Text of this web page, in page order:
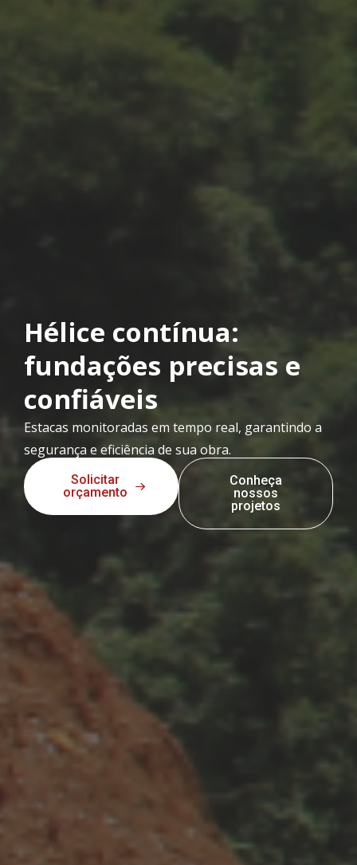
Hélice contínua:
fundações precisas e
confiáveis
Estacas monitoradas em tempo real, garantindo a
segurança e eficiência de sua obra.
Solicitar
orçamento
Conheça
nossos
projetos